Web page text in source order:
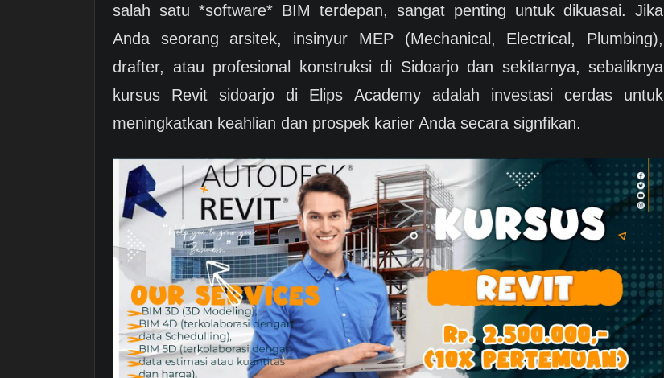
salah satu *software* BIM terdepan, sangat penting untuk dikuasai. Jika
Anda seorang arsitek, insinyur MEP (Mechanical, Electrical, Plumbing),
drafter, atau profesional konstruksi di Sidoarjo dan sekitarnya, sebaliknya
kursus Revit sidoarjo di Elips Academy adalah investasi cerdas untuk
meningkatkan keahlian dan prospek karier Anda secara signfikan.